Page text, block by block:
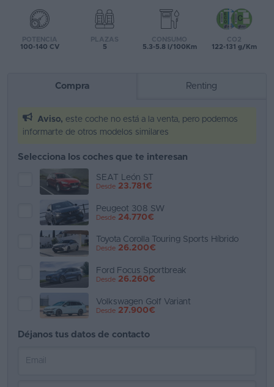
Comparador
Vender
Ventas
coches
POTENCIA
100-140 CV
PLAZAS
5
CONSUMO
5.3-5.8 l/100Km
CO2
122-131 g/Km
Compra Renting
Aviso, este coche no está a la venta, pero podemos
informarte de otros modelos similares
Selecciona los coches que te interesan
SEAT León ST
Desde 23.781€
Peugeot 308 SW
Desde 24.770€
Toyota Corolla Touring Sports Híbrido
Desde 26.200€
Ford Focus Sportbreak
Desde 26.260€
Volkswagen Golf Variant
Desde 27.900€
Déjanos tus datos de contacto